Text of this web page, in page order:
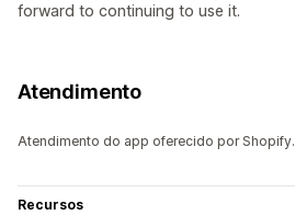
forward to continuing to use it.
Atendimento
Atendimento do app oferecido por Shopify.
Recursos